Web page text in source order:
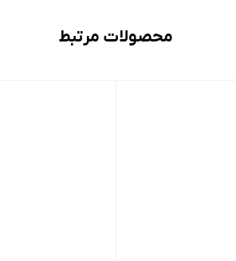
محصولات مرتبط